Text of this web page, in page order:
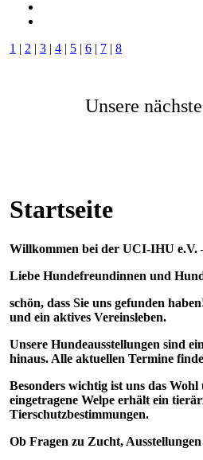
1 | 2 | 3 | 4 | 5 | 6 | 7 | 8
Unsere
Startseite
Willkommen bei der UCI-IHU e.V.
Liebe Hundefreundinnen und
schön, dass Sie uns gefunden
und ein aktives Vereinsleben.
Unsere Hundeausstellungen sind
hinaus. Alle aktuellen Termine
Besonders wichtig ist uns das
eingetragene Welpe erhält ein
Tierschutzbestimmungen.
Ob Fragen zu Zucht,